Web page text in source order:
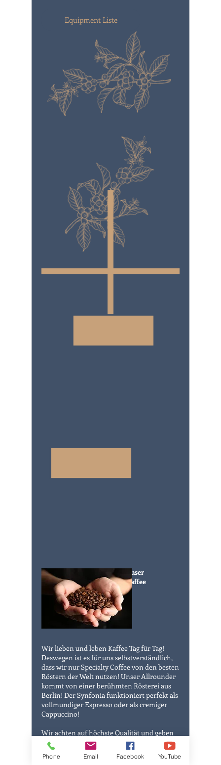
Equipment Liste
nser
Kaffee
Wir lieben und leben Kaffee Tag für Tag!
Deswegen ist es für uns selbstverständlich,
dass wir nur Specialty Coffee von den besten
Röstern der Welt nutzen! Unser Allrounder
kommt von einer berühmten Rösterei aus
Berlin! Der Synfonia funktioniert perfekt als
vollmundiger Espresso oder als cremiger
Cappuccino!
Wir achten auf höchste Qualität und geben
uns nur mit der perfekten Bohne zufrieden!
Phone Email Facebook YouTube